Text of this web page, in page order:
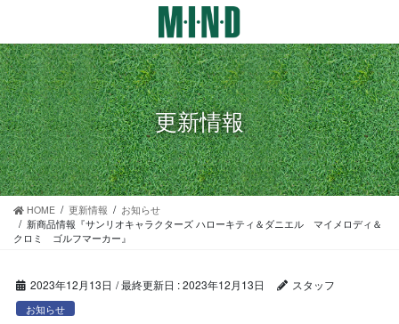
テ
ン
ツ
に
移
動
ゲ
ー
シ
ョ
ン
に
移
動
更新情報
HOME 更新情報
お知らせ
新商品情報『サンリオキャラクターズ ハローキティ＆ダニエル マイメロディ＆
クロミ ゴルフマーカー』
2023年12月13日 / 最終更新日 :2023年12月13日 スタッフ
お知らせ